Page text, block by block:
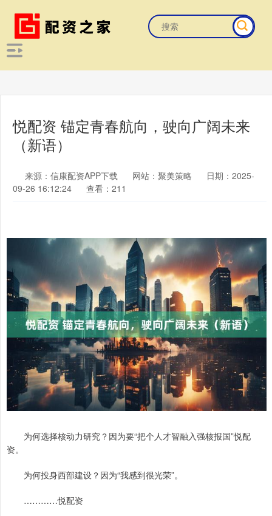
悦配资 锚定青春航向，驶向广阔未来
（新语）
来源：信康配资APP下载 网站：聚美策略
日期：2025-
09-26 16:12:24
查看：211
为何选择核动力研究？因为要“把个人才智融入强核报国”悦配
资。
为何投身西部建设？因为“我感到很光荣”。
…………悦配资